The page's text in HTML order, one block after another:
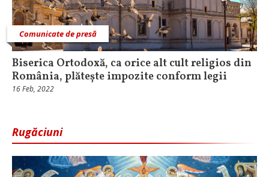
Comunicate de presă
Biserica Ortodoxă, ca orice alt cult religios din
România, plătește impozite conform legii
16 Feb, 2022
Rugăciuni